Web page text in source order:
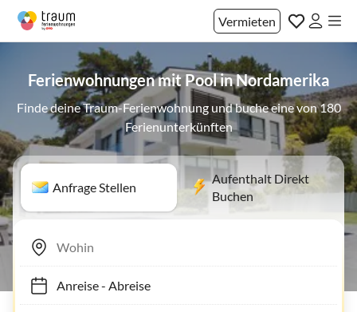
Vermieten
Ferienwohnungen mit Pool in Nordamerika
Finde deine Traum-Ferienwohnung und buche eine von 180
Ferienunterkünften
Anfrage Stellen
Aufenthalt Direkt
Buchen
Anreise- Abreise